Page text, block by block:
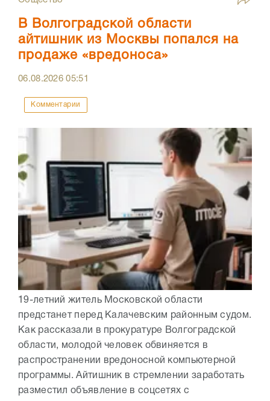
В Волгоградской области
айтишник из Москвы попался на
продаже «вредоноса»
06.08.202605:51
Комментарии
19-летний житель Московской области
предстанет перед Калачевским районным судом.
Как рассказали в прокуратуре Волгоградской
области, молодой человек обвиняется в
распространении вредоносной компьютерной
программы. Айтишник в стремлении заработать
разместил объявление в соцсетях с